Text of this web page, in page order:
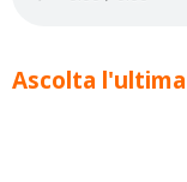
Ascolta